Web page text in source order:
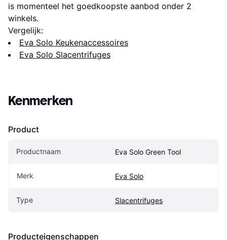
is momenteel het goedkoopste aanbod onder 2
winkels.
Vergelijk:
Eva Solo Keukenaccessoires
Eva Solo Slacentrifuges
Kenmerken
Product
Productnaam Eva Solo Green Tool
Merk Eva Solo
Type Slacentrifuges
Producteigenschappen